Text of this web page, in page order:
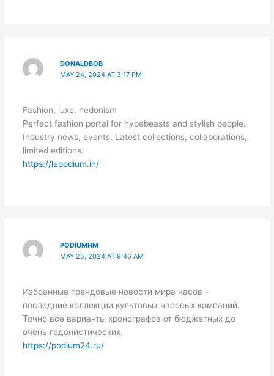
DONALDBOB
MAY 24, 2024 AT 3:17 PM
Fashion, luxe, hedonism
Perfect fashion portal for hypebeasts and stylish people.
Industry news, events. Latest collections, collaborations,
limited editions.
https://lepodium.in/
PODIUMHM
MAY 25, 2024 AT 9:46 AM
Избранные трендовые новости мира часов –
последние коллекции культовых часовых компаний.
Точно все варианты хронографов от бюджетных до
очень гедонистических.
https://podium24.ru/